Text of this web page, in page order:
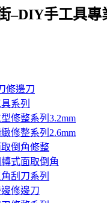
–DIY手工具專
修邊刀
系列
修整系列3.2mm
修整系列2.6mm
倒角修整
式面取倒角
刮刀系列
修邊刀